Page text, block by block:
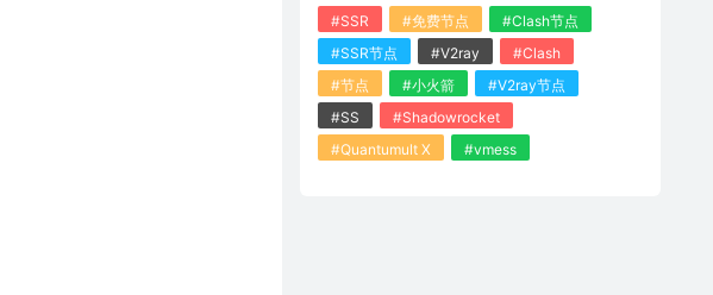
#SSR #免费节点
#Clash节点
#SSR节点
#V2ray
#Clash
#节点
#小火箭
#V2ray节点
#SS
#Shadowrocket
#Quantumult X
#vmess